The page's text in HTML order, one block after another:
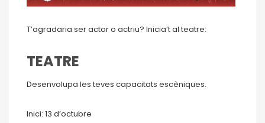
T’agradaria ser actor o actriu? Inicia’t al teatre:
TEATRE
Desenvolupa les teves capacitats escèniques.
Inici: 13 d’octubre